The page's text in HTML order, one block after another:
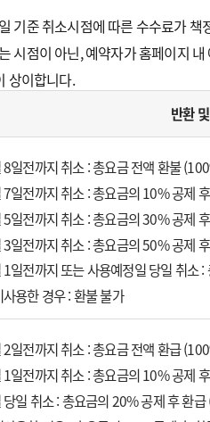
기준 취소시점에 따른 수수료가 책
시점이 아닌, 예약자가 홈페이지
상이합니다.
반환
일전까지 취소 : 총요금 전액 환불
일전까지 취소 : 총요금의 10% 공제
일전까지 취소 : 총요금의 30% 공제
일전까지 취소 : 총요금의 50% 공제
전까지 또는 사용예정일 당일 취소
용한 경우 : 환불 불가
일전까지 취소 : 총요금 전액 환급
일전까지 취소 : 총요금의 10% 공제
일 취소 : 총요금의 20% 공제 후 환